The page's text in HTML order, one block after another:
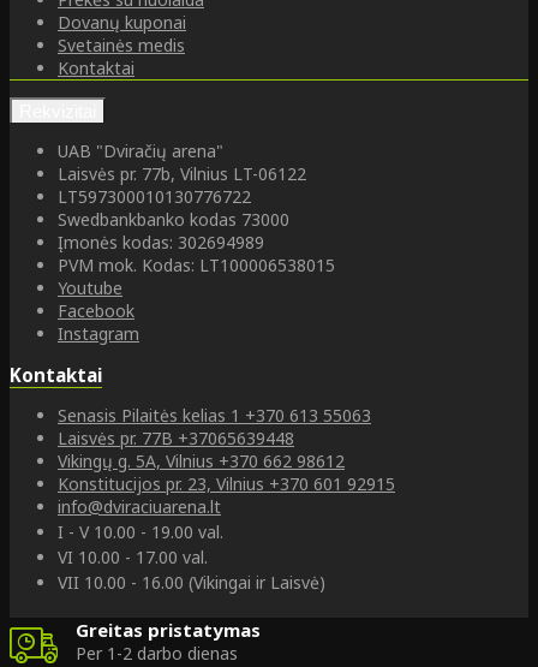
Dovanų kuponai
Svetainės medis
Kontaktai
UAB "Dviračių arena"
Laisvės pr. 77b, Vilnius LT-06122
LT597300010130776722
Swedbankbanko kodas 73000
Įmonės kodas: 302694989
PVM mok. Kodas: LT100006538015
Youtube
Facebook
Instagram
Kontaktai
Senasis Pilaitės kelias 1 +370 613 55063
Laisvės pr. 77B +37065639448
Vikingų g. 5A, Vilnius +370 662 98612
Konstitucijos pr. 23, Vilnius +370 601 92915
info@dviraciuarena.lt
I - V 10.00 - 19.00 val.
VI 10.00 - 17.00 val.
VII 10.00 - 16.00 (Vikingai ir Laisvė)
Greitas pristatymas
Per 1-2 darbo dienas